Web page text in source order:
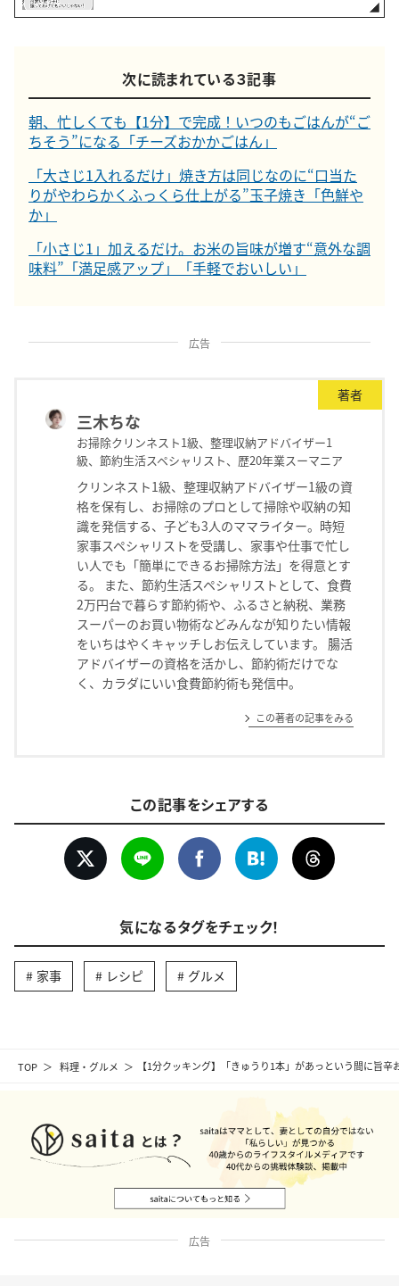
TOP 料理・グルメ 【1分クッキング】「きゅうり1本」があっという間に旨
次に読まれている３記事
朝、忙しくても【1分】で完成！いつのもごはんが“ご
ちそう”になる「チーズおかかごはん」
「大さじ1入れるだけ」焼き方は同じなのに“口当た
りがやわらかくふっくら仕上がる”玉子焼き「色鮮や
か」
「小さじ1」加えるだけ。お米の旨味が増す“意外な調
味料”「満足感アップ」「手軽でおいしい」
広告
著者
三木ちな
お掃除クリンネスト1級、整理収納アドバイザー1
級、節約生活スペシャリスト、歴20年業スーマニア
クリンネスト1級、整理収納アドバイザー1級の資
格を保有し、お掃除のプロとして掃除や収納の知
識を発信する、子ども3人のママライター。時短
家事スペシャリストを受講し、家事や仕事で忙し
い人でも「簡単にできるお掃除方法」を得意とす
る。 また、節約生活スペシャリストとして、食費
2万円台で暮らす節約術や、ふるさと納税、業務
スーパーのお買い物術などみんなが知りたい情報
をいちはやくキャッチしお伝えしています。 腸活
アドバイザーの資格を活かし、節約術だけでな
く、カラダにいい食費節約術も発信中。
この著者の記事をみる
この記事をシェアする
気になるタグをチェック！
家事 レシピ グルメ
広告